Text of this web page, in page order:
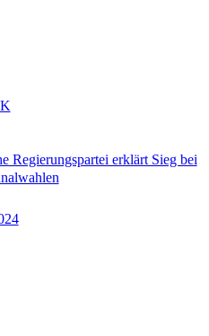
Regierungspartei erklärt Sieg bei